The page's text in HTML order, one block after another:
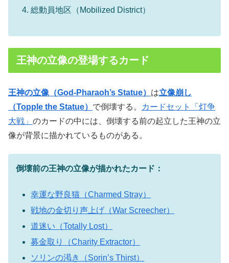
総動員地区（Mobilized District）
王神の立像の登場するカード
王神の立像（God-Pharaoh’s Statue） は立像崩し
（Topple the Statue） で倒壊する。
カードセット「灯争
大戦」 のカードの中には、倒壊する前の起立した王神の立
像が背景に描かれているものがある。
倒壊前の王神の立像が描かれたカード：
幸運な野良猫（Charmed Stray）
戦地の金切り声上げ（War Screecher）
道迷い（Totally Lost）
募金取り（Charity Extractor）
ソリンの渇き（Sorin’s Thirst）